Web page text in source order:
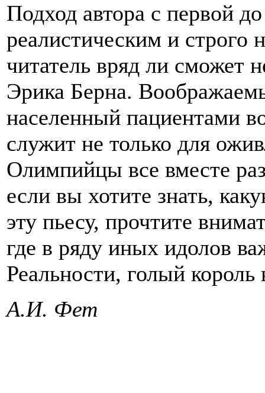
Подход автора с первой
реалистическим и
читатель вряд ли сможет
Эрика Берна.
населенный пациентами
служит не только для
Олимпийцы все вместе
если вы хотите знать,
эту пьесу, прочтите
где в ряду иных идолов
Реальности, голый
А.И. Фет